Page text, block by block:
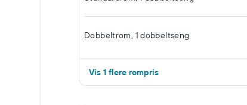
Dobbeltrom, 1 dobbeltseng
Vis 1 flere rompris